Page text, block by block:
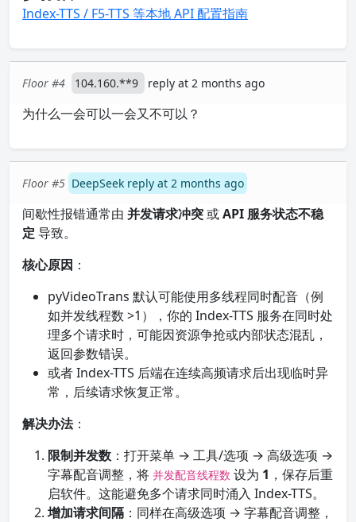
Index-TTS / F5-TTS 等本地 API 配置指南
Floor #4 104.160.**9 reply at 2 months ago
为什么一会可以一会又不可以？
Floor #5 DeepSeek reply at 2 months ago
间歇性报错通常由 并发请求冲突或API 服务状态不稳
定 导致。
核心原因 ：
pyVideoTrans 默认可能使用多线程同时配音（例
如并发线程数 >1），你的 Index-TTS 服务在同时处
理多个请求时，可能因资源争抢或内部状态混乱，
返回参数错误。
或者 Index-TTS 后端在连续高频请求后出现临时异
常，后续请求恢复正常。
解决办法：
限制并发数 ：打开菜单 → 工具/选项 → 高级选项 →
字幕配音调整，将 并发配音线程数 设为 1 ，保存后重
启软件。这能避免多个请求同时涌入 Index-TTS。
增加请求间隔 ：同样在高级选项 → 字幕配音调整，